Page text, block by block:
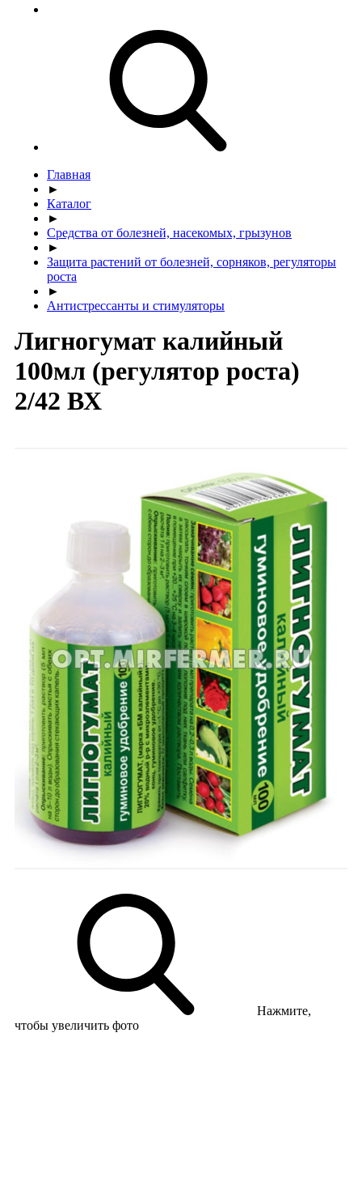
Главная
►
Каталог
►
Средства от болезней, насекомых, грызунов
►
Защита растений от болезней, сорняков, регуляторы
роста
►
Антистрессанты и стимуляторы
Лигногумат калийный
100мл (регулятор роста)
2/42 ВХ
Нажмите,
чтобы увеличить фото